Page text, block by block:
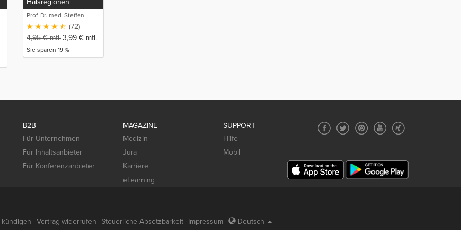
Prof. Dr. med. Steffen-
Boris Wirth (1)
(72)
4,95€mtl. 3,99 € mtl.
Sie sparen 19 %
B2B
Für Unternehmen
Für Inhaltsanbieter
Für Konferenzanbieter
MAGAZINE
Medizin
Jura
Karriere
eLearning
SUPPORT
Hilfe
Mobil
Vertrag widerrufen Steuerliche Absetzbarkeit Impressum Deutsch